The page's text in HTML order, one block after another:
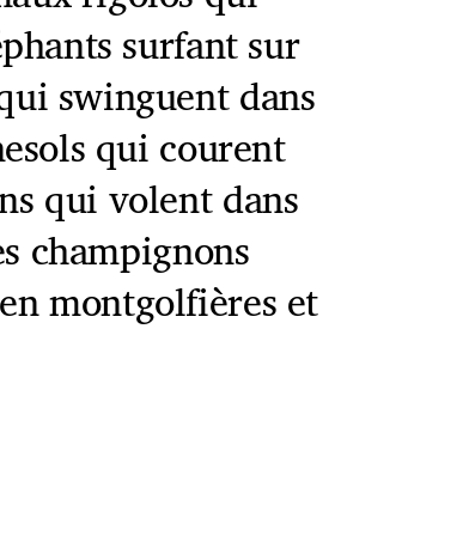
surfant sur
swinguent dans
qui courent
qui volent dans
champignons
montgolfières et